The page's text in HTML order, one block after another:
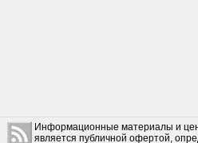
Информационные материалы и
является публичной офертой,